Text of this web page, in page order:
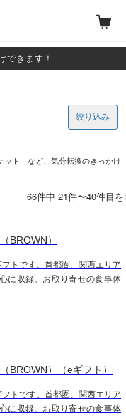
できます！
ット」など、気分転換のきっかけ
絞り込み
66件中 21件〜40件目
BROWN）
トです。首都圏、関西エリア
に収録。お取り寄せの食事体
BROWN）（eギフト）
トです。首都圏、関西エリア
に収録。お取り寄せの食事体